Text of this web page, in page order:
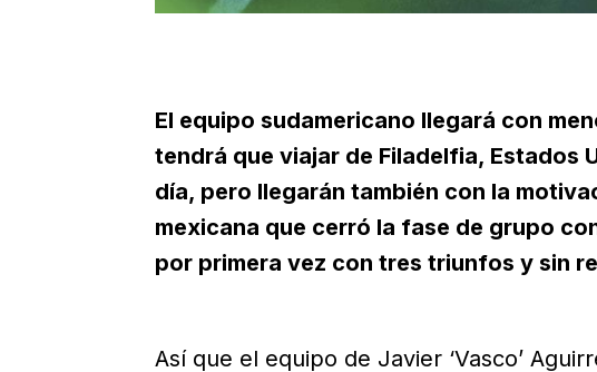
El equipo sudamericano llegará con
tendrá que viajar de Filadelfia, Estados
día, pero llegarán también con la
mexicana que cerró la fase de grupo
por primera vez con tres triunfos y sin
Así que el equipo de Javier ‘Vasco’